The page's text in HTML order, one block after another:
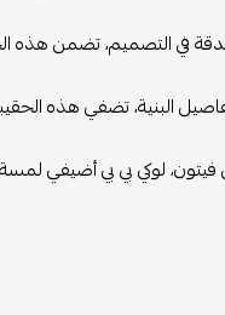
في التصميم، تضمن هذه
البنية، تضفي هذه
لوكي بي بي أضيفي لمسة